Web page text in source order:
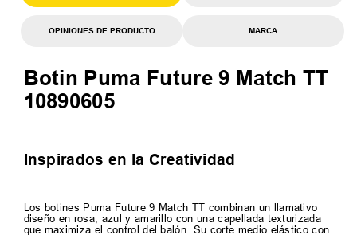
OPINIONES DE PRODUCTO MARCA
Botin Puma Future 9 Match TT
10890605
Inspirados en la Creatividad
Los botines Puma Future 9 Match TT combinan un llamativo
diseño en rosa, azul y amarillo con una capellada texturizada
que maximiza el control del balón. Su corte medio elástico con